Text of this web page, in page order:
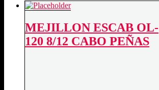
MEJILLON ESCAB OL-
120 8/12 CABO PEÑAS